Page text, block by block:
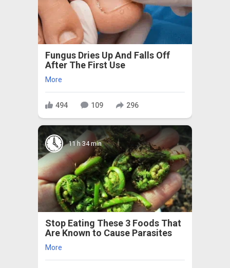
Fungus Dries Up And Falls Off
After The First Use
More
494 109 296
11 h 34 min
Stop Eating These 3 Foods That
Are Known to Cause Parasites
More